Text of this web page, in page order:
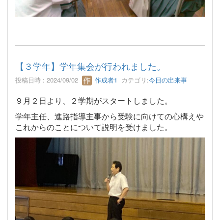
【３学年】学年集会が行われました。
投稿日時 : 2024/09/02 作成者1 カテゴリ:今日の出来事
９月２日より、２学期がスタートしました。
学年主任、進路指導主事から受験に向けての心構えや
これからのことについて説明を受けました。